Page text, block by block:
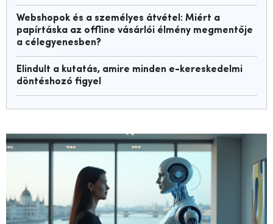
Webshopok és a személyes átvétel: Miért a
papírtáska az offline vásárlói élmény megmentője
a célegyenesben?
Elindult a kutatás, amire minden e-kereskedelmi
döntéshozó figyel